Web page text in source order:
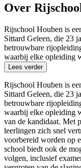
Over
Rijschool Houben is
Sittard Geleen, die 23
betrouwbare
waarbij elke opleiding
Lees verder
Rijschool Houben is
Sittard Geleen, die 23
betrouwbare
waarbij elke opleiding
van de kandidaat. Met
leerlingen zich snel
voorbereid worden op
school biedt ook de
volgen, inclusief